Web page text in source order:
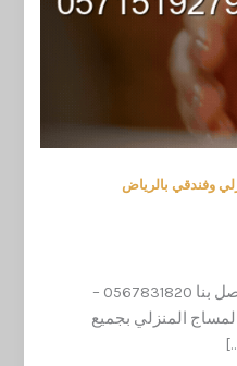
وفندقي بالرياض
رقم مساج منزلي بالرياض اتصل بنا 0567831820 –
المنزلي بجميع